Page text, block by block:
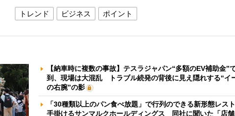
トレンド ビジネス ポイント
【納車時に複数の事故】テスラジャパン“多額のEV補助金”
到、現場は大混乱 トラブル続発の背後に見え隠れする“イ
の右腕”の影
「30種類以上のパン食べ放題」で行列のできる新形態レス
手掛けるサンマルクホールディングス 同社に聞いた「店